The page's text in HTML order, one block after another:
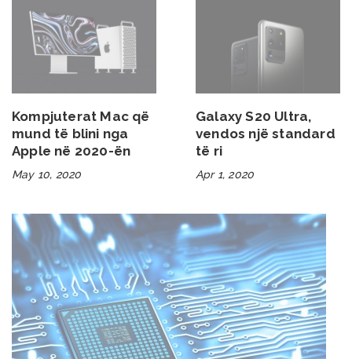
Kompjuterat Mac që
mund të blini nga
Apple në 2020-ën
May 10, 2020
Galaxy S20 Ultra,
vendos një standard
të ri
Apr 1, 2020